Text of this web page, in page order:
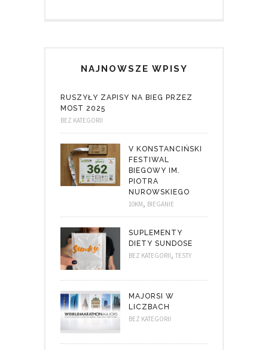
NAJNOWSZE WPISY
RUSZYŁY ZAPISY NA BIEG PRZEZ
MOST 2025
BEZ KATEGORII
V KONSTANCIŃSKI
FESTIWAL
BIEGOWY IM.
PIOTRA
NUROWSKIEGO
10KM, BIEGANIE
SUPLEMENTY
DIETY SUNDOSE
BEZ KATEGORII, TESTY
MAJORSI W
LICZBACH
BEZ KATEGORII